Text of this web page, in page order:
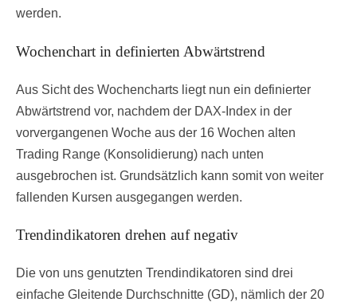
werden.
Wochenchart in definierten Abwärtstrend
Aus Sicht des Wochencharts liegt nun ein definierter
Abwärtstrend vor, nachdem der DAX-Index in der
vorvergangenen Woche aus der 16 Wochen alten
Trading Range (Konsolidierung) nach unten
ausgebrochen ist. Grundsätzlich kann somit von weiter
fallenden Kursen ausgegangen werden.
Trendindikatoren drehen auf negativ
Die von uns genutzten Trendindikatoren sind drei
einfache Gleitende Durchschnitte (GD), nämlich der 20